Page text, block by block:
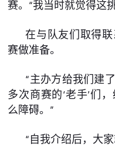
赛。“我当时就觉得这
在与队友们取得
赛做准备。
“主办方给我们建
多次商赛的‘老手’们
么障碍。”
“自我介绍后，大